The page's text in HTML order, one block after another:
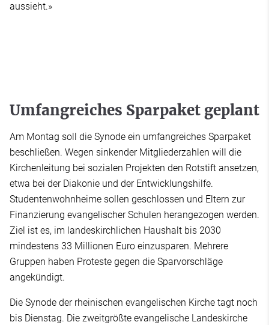
aussieht.»
Umfangreiches Sparpaket geplant
Am Montag soll die Synode ein umfangreiches Sparpaket
beschließen. Wegen sinkender Mitgliederzahlen will die
Kirchenleitung bei sozialen Projekten den Rotstift ansetzen,
etwa bei der Diakonie und der Entwicklungshilfe.
Studentenwohnheime sollen geschlossen und Eltern zur
Finanzierung evangelischer Schulen herangezogen werden.
Ziel ist es, im landeskirchlichen Haushalt bis 2030
mindestens 33 Millionen Euro einzusparen. Mehrere
Gruppen haben Proteste gegen die Sparvorschläge
angekündigt.
Die Synode der rheinischen evangelischen Kirche tagt noch
bis Dienstag. Die zweitgrößte evangelische Landeskirche